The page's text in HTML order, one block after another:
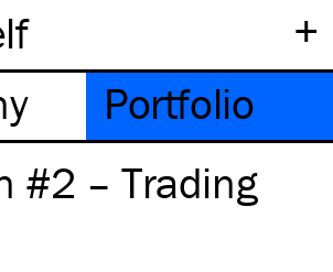
+
Portfolio
#2 – Trading